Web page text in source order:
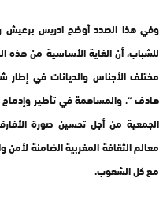
وفي هذا الصدد أوضح ادريس برعيش
للشباب، أن الغاية الأساسية من هذه
مختلف الأجناس والديانات في إطار
هادف “، والمساهمة في تأطير
الجمعية من أجل تحسين صورة
معالم الثقافة المغربية الضامنة لأمن
مع كل الشعوب.